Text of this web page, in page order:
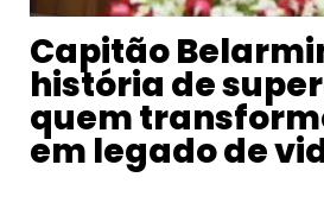
Capitão
história de
quem
em legado de